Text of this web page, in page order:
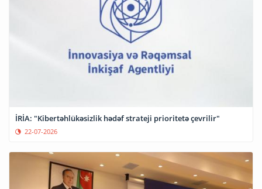
İRİA: "Kibertəhlükəsizlik hədəf strateji prioritetə çevrilir"
22-07-2026